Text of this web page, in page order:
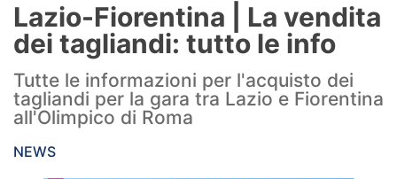
Formello
Infortuni
Primavera
Calciomercato
Lazio-Fiorentina | La vendita
dei tagliandi: tutto le info
Tutte le informazioni per l'acquisto dei
tagliandi per la gara tra Lazio e Fiorentina
all'Olimpico di Roma
NEWS